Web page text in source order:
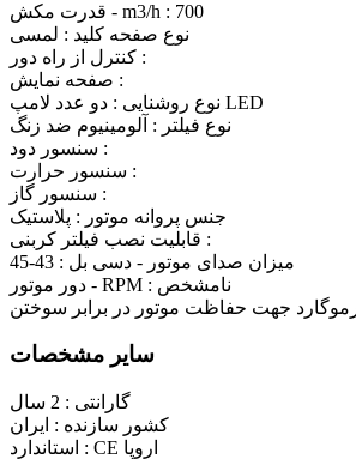
قدرت مکش - m3/h : 700
نوع صفحه کلید : لمسی
کنترل از راه دور :
صفحه نمایش :
نوع روشنایی : دو عدد لامپ LED
نوع فیلتر : آلومینیوم ضد زنگ
سنسور دود :
سنسور حرارت :
سنسور گاز :
جنس پروانه موتور : پلاستیک
قابلیت نصب فیلتر کربنی :
میزان صدای موتور - دسی بل : 43-45
دور موتور - RPM : نامشخص
سایر مشخصات
گارانتی : 2 سال
کشور سازنده : ایران
استاندارد :
CE اروپا